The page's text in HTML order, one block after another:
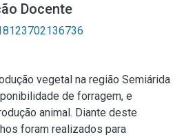
Docente
vegetal na região Semiárida
de forragem, e
animal. Diante deste
foram realizados para